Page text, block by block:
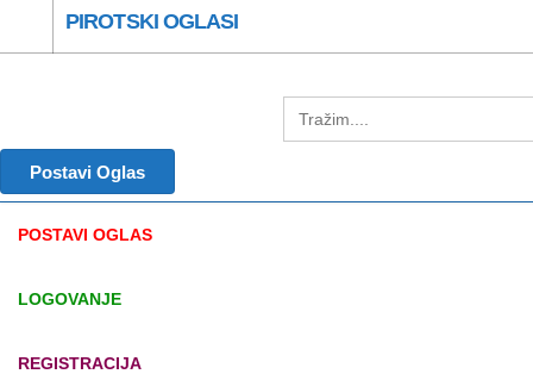
PIROTSKI OGLASI
Postavi Oglas
POSTAVI OGLAS
LOGOVANJE
REGISTRACIJA